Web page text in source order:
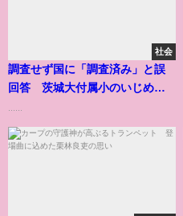
社会
調査せず国に「調査済み」と誤
回答 茨城大付属小のいじめ重